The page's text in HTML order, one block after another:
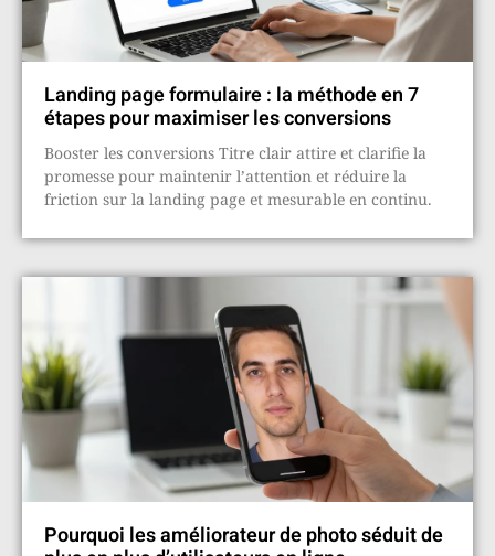
Landing page formulaire : la méthode en 7
étapes pour maximiser les conversions
Booster les conversions Titre clair attire et clarifie la
promesse pour maintenir l’attention et réduire la
friction sur la landing page et mesurable en continu.
Pourquoi les améliorateur de photo séduit de